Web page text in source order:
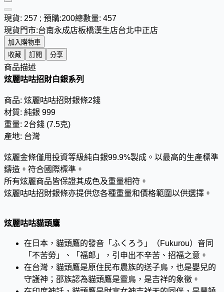
現貨: 257 ; 預購:200總數量: 457
現貨門市:台南永成店板橋漢生店台北中正店
加入購物車
收藏
訂閱 分享
商品描述
炫麗咕咕招財白銀系列
商品: 炫麗咕咕招財銀條2錢
材質: 純銀 999
重量: 2台錢 (7.5克)
產地: 台灣
炫麗金條僅用投資等級純白銀99.9%製成。以最高的生產標準
鑄造。符合國際標準。
所有炫麗商品皆保證其成色及重量相符。
炫麗咕咕招財銀條亦提供您各種重量和價格範圍以供選擇。
炫麗咕咕貓頭鷹
在日本，貓頭鷹的發音「ふくろう」（Fukurou）音同
「不苦勞」、「福郎」，引申出不辛苦、招福之意。
在台灣，貓頭鷹是原住民布農族的送子鳥，也是嬰兒的
守護神；邵族認為貓頭鷹是靈鳥，是吉祥的象徵。